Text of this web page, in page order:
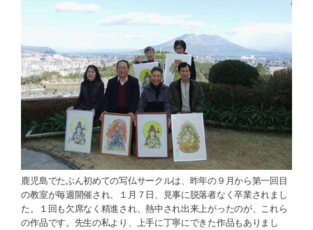
鹿児島でたぶん初めての写仏サークルは、昨年の９月から第一回目
の教室が毎週開催され、１月７日、見事に脱落者なく卒業されまし
た。１回も欠席なく精進され、熱中され出来上がったのが、これら
の作品です。先生の私より、上手に丁寧にできた作品もありまし